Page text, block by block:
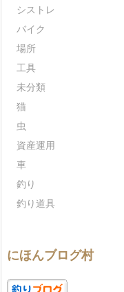
シストレ
バイク
場所
工具
未分類
猫
虫
資産運用
車
釣り
釣り道具
にほんブログ村